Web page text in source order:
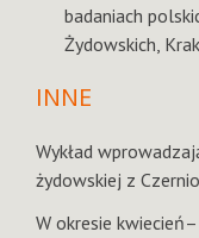
badaniach
Żydowskich,
INNE
Wykład
żydowskiej z
W okresie